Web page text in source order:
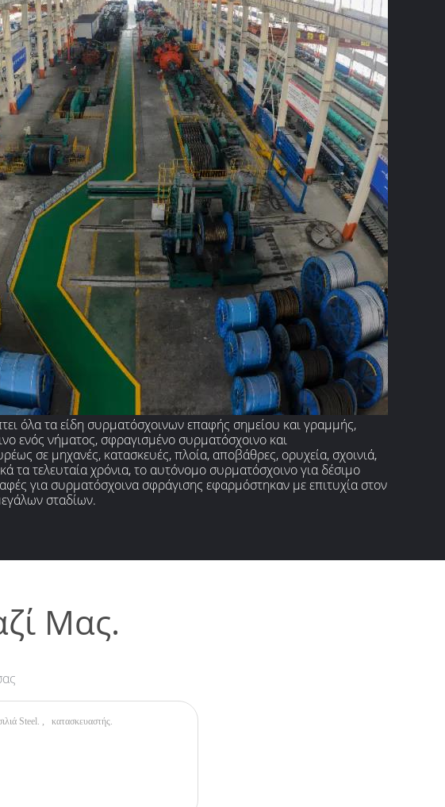
όλα τα είδη συρματόσχοινων επαφής σημείου και γραμμής,
ενός νήματος, σφραγισμένο συρματόσχοινο και
σε μηχανές, κατασκευές, πλοία, αποβάθρες, ορυχεία, σχοινιά,
τα τελευταία χρόνια, το αυτόνομο συρματόσχοινο για δέσιμο
για συρματόσχοινα σφράγισης εφαρμόστηκαν με επιτυχία στον
σταδίων.
Μας.